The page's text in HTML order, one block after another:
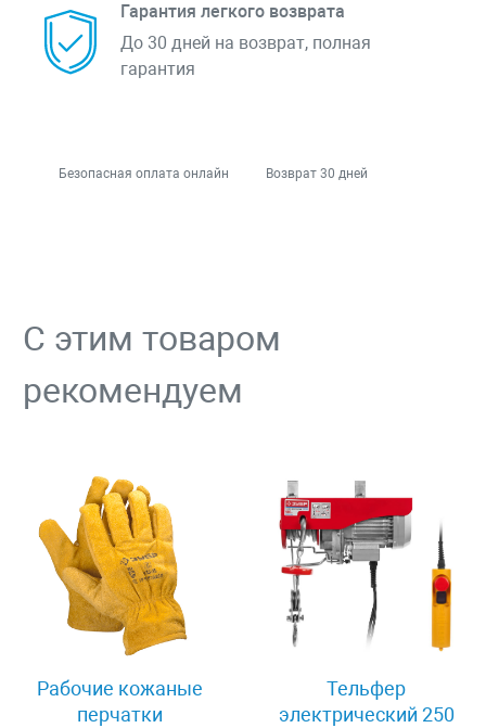
Гарантия легкого возврата
До 30 дней на возврат, полная
гарантия
Безопасная оплата онлайн Возврат 30 дней
С этим товаром
рекомендуем
Рабочие кожаные
перчатки
Тельфер
электрический 250